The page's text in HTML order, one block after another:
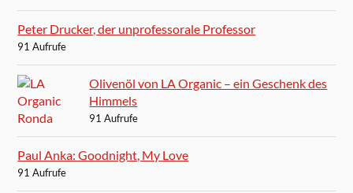
Peter Drucker, der unprofessorale Professor
91 Aufrufe
Olivenöl von LA Organic – ein Geschenk des
Himmels
91 Aufrufe
Paul Anka: Goodnight, My Love
91 Aufrufe